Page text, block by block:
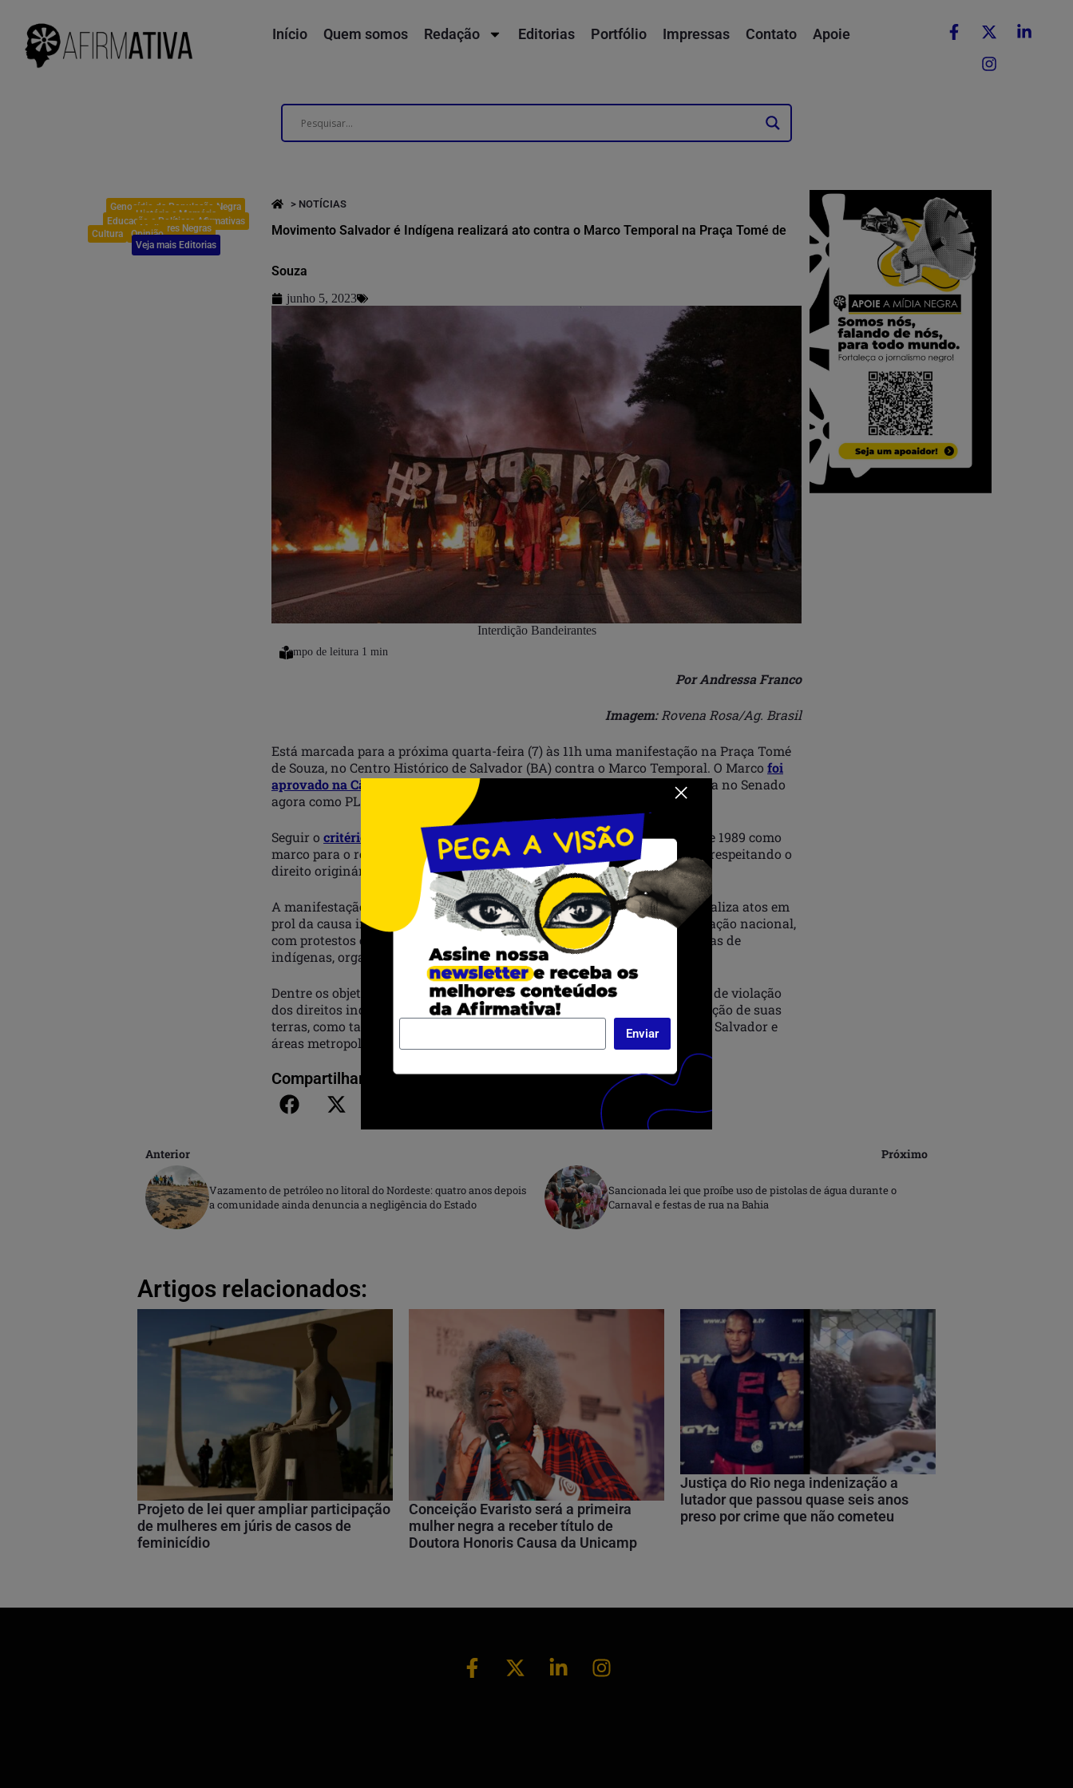
Início Quem somos Redação Editorias Portfólio Impressas Contato Apoie
Genocídio da População Negra
História e Memória
Educação e Políticas Afirmativas
Mulheres Negras
Cultura
Opinião
Veja mais Editorias
> NOTÍCIAS
Movimento Salvador é Indígena realizará ato contra o Marco Temporal na Praça Tomé de
Souza
junho 5, 2023
Interdição Bandeirantes
Por Andressa Franco
Imagem: Rovena Rosa/Ag. Brasil
Está marcada para a próxima quarta-feira (7) às 11h uma manifestação na Praça Tomé
de Souza, no Centro Histórico de Salvador (BA) contra o Marco Temporal. O Marco foi
aprovado na Câmara dos Deputados como Projeto de Lei 490, e será votada no Senado
agora como PL 2903.
Seguir o critério do marco temporal significa
passar a considerar o ano de 1989 como
marco para o reconhecimento da ocupação dos territórios indígenas, desrespeitando o
direito originário à terra.
A manifestação é convocada pelo Movimento Salvador é Indígena, que realiza atos em
prol da causa indígena em Salvador desde 2021. Trata-se de uma mobilização nacional,
com protestos em diversas cidades pelo país. Em Salvador, o ato prevê falas de
indígenas, organizações e coletivos, além de intervenções artísticas.
Dentre os objetivos da ação está sensibilizar a população para a tentativa de violação
dos direitos indígenas e demais povos que estão em processo de demarcação de suas
terras, como também alertar sobre os problemas ambientais da cidade de Salvador e
áreas metropolitanas.
Compartilhar:
Anterior
Vazamento de petróleo no litoral do Nordeste: quatro anos depois
a comunidade ainda denuncia a negligência do Estado
Próximo
Sancionada lei que proíbe uso de pistolas de água durante o
Carnaval e festas de rua na Bahia
Artigos relacionados:
Projeto de lei quer ampliar participação
de mulheres em júris de casos de
feminicídio
Conceição Evaristo será a primeira
mulher negra a receber título de
Doutora Honoris Causa da Unicamp
Justiça do Rio nega indenização a
lutador que passou quase seis anos
preso por crime que não cometeu
Enviar